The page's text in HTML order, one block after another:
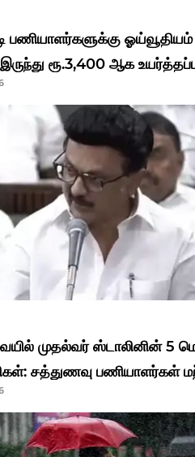
பணியாளர்களுக்கு ஓய்வூதியம்
ரூ.3,400 ஆக
முதல்வர் ஸ்டாலினின் 5
சத்துணவு பணியாளர்கள்
ஜாக்பாட்!